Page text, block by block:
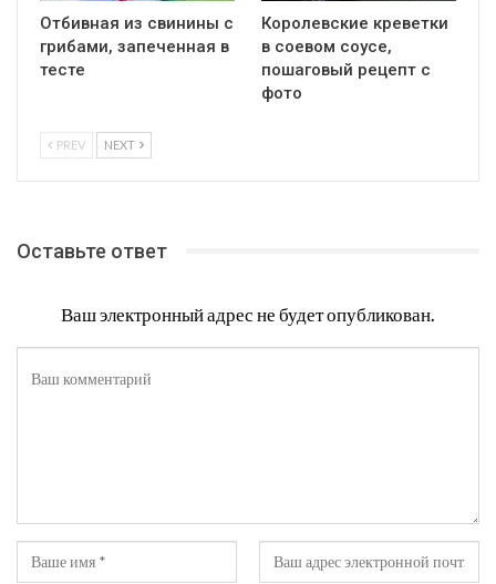
Отбивная из свинины с
грибами, запеченная в
тесте
Королевские креветки
в соевом соусе,
пошаговый рецепт с
фото
PREV NEXT
Оставьте ответ
Ваш электронный адрес не будет опубликован.